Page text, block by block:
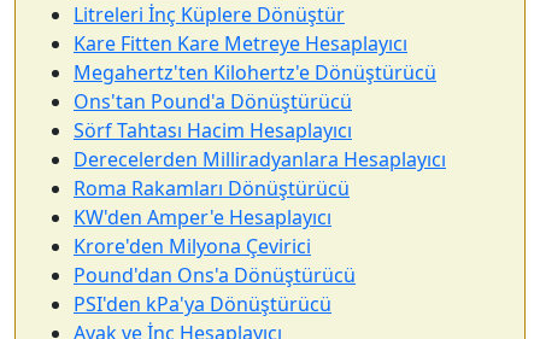
Litreleri İnç Küplere Dönüştür
Kare Fitten Kare Metreye Hesaplayıcı
Megahertz'ten Kilohertz'e Dönüştürücü
Ons'tan Pound'a Dönüştürücü
Sörf Tahtası Hacim Hesaplayıcı
Derecelerden Milliradyanlara Hesaplayıcı
Roma Rakamları Dönüştürücü
KW'den Amper'e Hesaplayıcı
Krore'den Milyona Çevirici
Pound'dan Ons'a Dönüştürücü
PSI'den kPa'ya Dönüştürücü
Ayak ve İnç Hesaplayıcı